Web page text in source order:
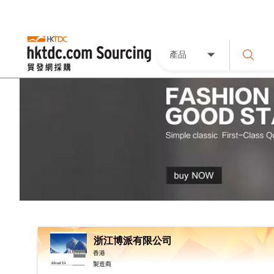
產品
浙江博派有限公司
香港
製造商